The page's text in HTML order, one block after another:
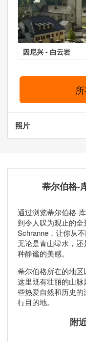
因尼兴 - 白云岩
照片
蒂尔伯格-
通过浏览蒂尔伯格-
到令人叹为观止的
Schranne，让你从
无论是青山绿水，
种静谧的美感。
蒂尔伯格所在的地区
这里既有壮丽的山
些热爱自然和历史
行目的地。
附